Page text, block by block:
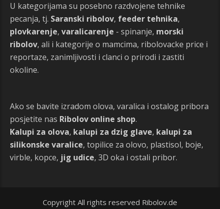
U kategorijama su posebno razdvojene tehnike
pecanja, tj. Saranski ribolov, feeder tehnika,
plovkarenje, varalicarenje - spinanje, morski
ribolov, ali i kategorije o mamcima, ribolovacke price i
reportaze, zanimljivosti i clanci o prirodi i zastiti
okoline.
Ako se bavite izradom olova, varalica i ostalog pribora
posjetite nas Ribolov online shop.
Kalupi za olova, kalupi za dzig glave, kalupi za
silikonske varalice, topilice za olovo, plastisol, boje,
virble, kopce, jig udice, 3D oka i ostali pribor.
Copyright All rights reserved Ribolov.de